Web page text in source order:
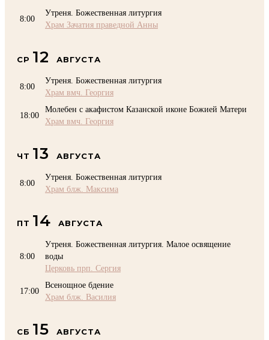
8:00
Утреня. Божественная литургия
Храм Зачатия праведной Анны
СР 12 АВГУСТА
8:00
Утреня. Божественная литургия
Храм вмч. Георгия
18:00
Молебен с акафистом Казанской иконе Божией Матери
Храм вмч. Георгия
ЧТ 13 АВГУСТА
8:00
Утреня. Божественная литургия
Храм блж. Максима
ПТ 14 АВГУСТА
8:00
Утреня. Божественная литургия. Малое освящение
воды
Церковь прп. Сергия
17:00
Всенощное бдение
Храм блж. Василия
СБ 15 АВГУСТА